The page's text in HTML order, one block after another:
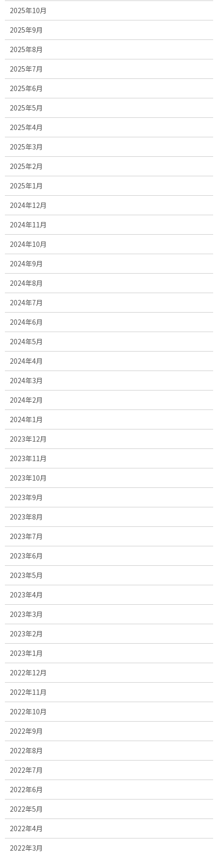
2025年10月
2025年9月
2025年8月
2025年7月
2025年6月
2025年5月
2025年4月
2025年3月
2025年2月
2025年1月
2024年12月
2024年11月
2024年10月
2024年9月
2024年8月
2024年7月
2024年6月
2024年5月
2024年4月
2024年3月
2024年2月
2024年1月
2023年12月
2023年11月
2023年10月
2023年9月
2023年8月
2023年7月
2023年6月
2023年5月
2023年4月
2023年3月
2023年2月
2023年1月
2022年12月
2022年11月
2022年10月
2022年9月
2022年8月
2022年7月
2022年6月
2022年5月
2022年4月
2022年3月